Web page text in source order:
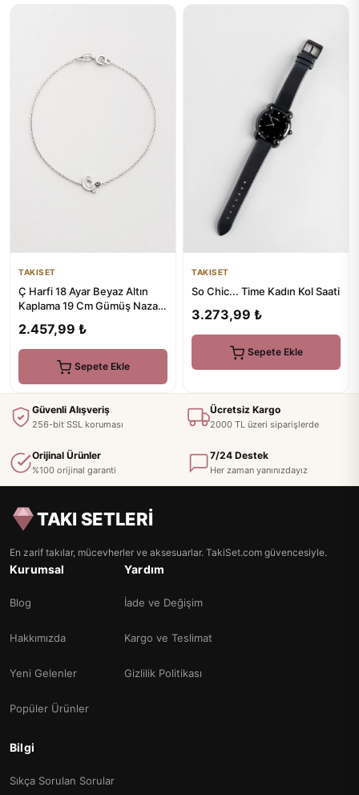
TAKISET
Ç Harfi 18 Ayar Beyaz Altın
Kaplama 19 Cm Gümüş Nazar
2.457,99 ₺
Sepete Ekle
TAKISET
So Chic... Time Kadın Kol Saati
3.273,99 ₺
Sepete Ekle
Güvenli Alışveriş
256-bit SSL koruması
Ücretsiz Kargo
2000 TL üzeri siparişlerde
Orijinal Ürünler
%100 orijinal garanti
7/24 Destek
Her zaman yanınızdayız
TAKI SETLERİ
En zarif takılar, mücevherler ve aksesuarlar. TakiSet.com güvencesiyle.
Kurumsal
Blog
Hakkımızda
Yeni Gelenler
Popüler Ürünler
Yardım
İade ve Değişim
Kargo ve Teslimat
Gizlilik Politikası
Bilgi
Sıkça Sorulan Sorular